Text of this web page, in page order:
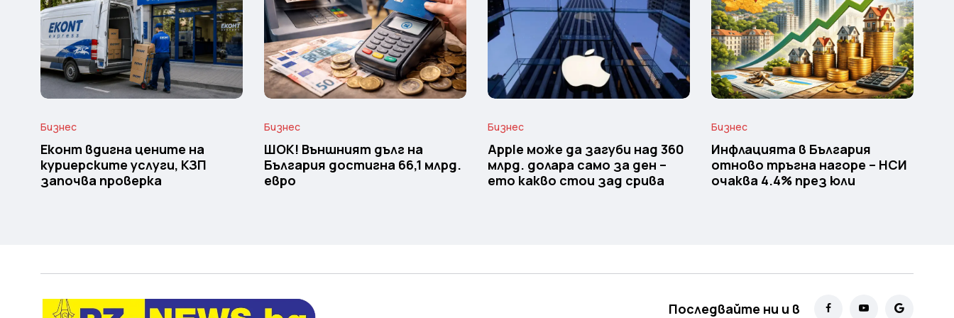
Бизнес
Еконт вдигна цените на
куриерските услуги, КЗП
започва проверка
Бизнес
ШОК! Външният дълг на
България достигна 66,1 млрд.
евро
Бизнес
Apple може да загуби над 360
млрд. долара само за ден –
ето какво стои зад срива
Бизнес
Инфлацията в България
отново тръгна нагоре – НСИ
очаква 4.4% през юли
Последвайте ни и в